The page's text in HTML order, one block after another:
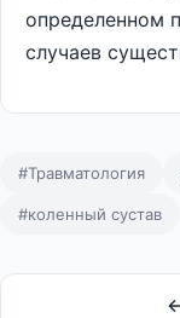
определенном
случаев
#Травматология
#коленный сустав